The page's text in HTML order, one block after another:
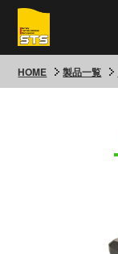
HOME 製品一覧